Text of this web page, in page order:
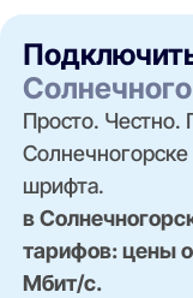
Просто. Честно.
шрифта.
в
тарифов: цены
Мбит/с.